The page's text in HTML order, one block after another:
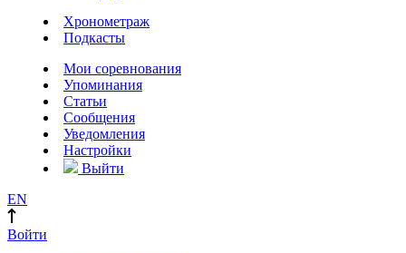
Хронометраж
Подкасты
Мои соревнования
Упоминания
Статьи
Сообщения
Уведомления
Настройки
Выйти
EN
Войти